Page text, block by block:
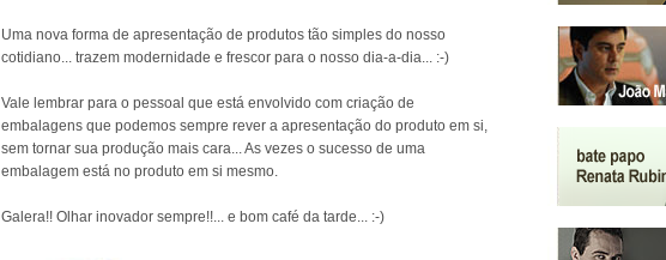
Uma nova forma de apresentação de produtos tão simples do nosso
cotidiano... trazem modernidade e frescor para o nosso dia-a-dia... :-)
Vale lembrar para o pessoal que está envolvido com criação de
embalagens que podemos sempre rever a apresentação do produto em si,
sem tornar sua produção mais cara... As vezes o sucesso de uma
embalagem está no produto em si mesmo.
Galera!! Olhar inovador sempre!!... e bom café da tarde... :-)